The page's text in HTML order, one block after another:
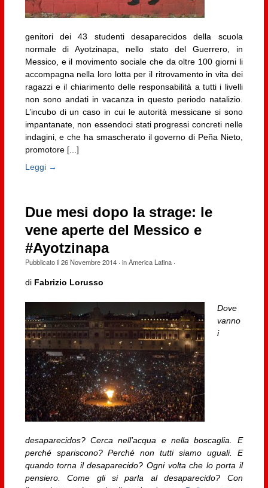
genitori dei 43 studenti desaparecidos della scuola
normale di Ayotzinapa, nello stato del Guerrero, in
Messico, e il movimento sociale che da oltre 100 giorni li
accompagna nella loro lotta per il ritrovamento in vita dei
ragazzi e il chiarimento delle responsabilità a tutti i livelli
non sono andati in vacanza in questo periodo natalizio.
L’incubo di un caso in cui le autorità messicane si sono
impantanate, non essendoci stati progressi concreti nelle
indagini, e che ha smascherato il governo di Peña Nieto,
promotore [...]
Leggi →
Due mesi dopo la strage: le
vene aperte del Messico e
#Ayotzinapa
Pubblicato il26 Novembre 2014· inAmerica Latina·
di Fabrizio Lorusso
Dove
vanno
i
desaparecidos? Cerca nell’acqua e nella boscaglia. E
perché spariscono? Perché non tutti siamo uguali.
E
quando torna il desaparecido? Ogni volta che lo porta il
pensiero.
Come gli si parla al desaparecido?
Con